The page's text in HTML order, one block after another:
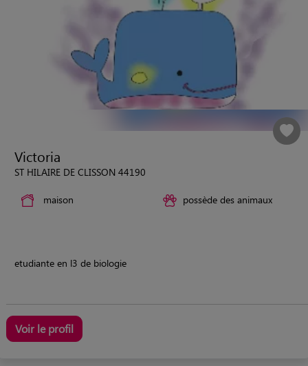
Victoria
ST HILAIRE DE CLISSON 44190
maison possède des animaux
etudiante en l3 de biologie
Voir le profil